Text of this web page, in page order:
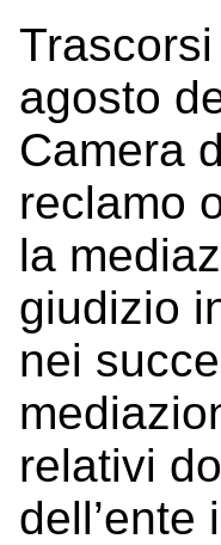
agosto
Camera
reclamo
la
giudizio
nei
relativi
dell’ente